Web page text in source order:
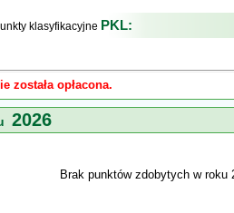
klasyfikacyjne PKL:
została opłacona.
2026
Brak punktów zdobytych w roku